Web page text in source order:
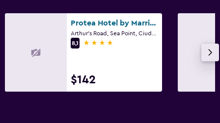
Protea Hotel by Marriott Cape Town Sea Point
8,1
4 estrellas
$142